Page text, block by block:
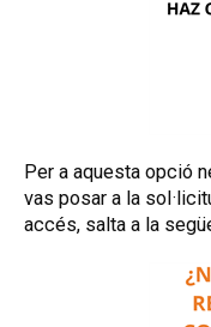
Per a aquesta opció
vas posar a la
accés, salta a la